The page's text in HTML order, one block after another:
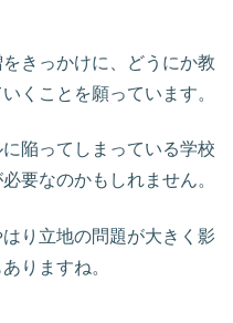
きっかけに、どうにか教
くことを願っています。
陥ってしまっている学校
要なのかもしれません。
り立地の問題が大きく影
りますね。